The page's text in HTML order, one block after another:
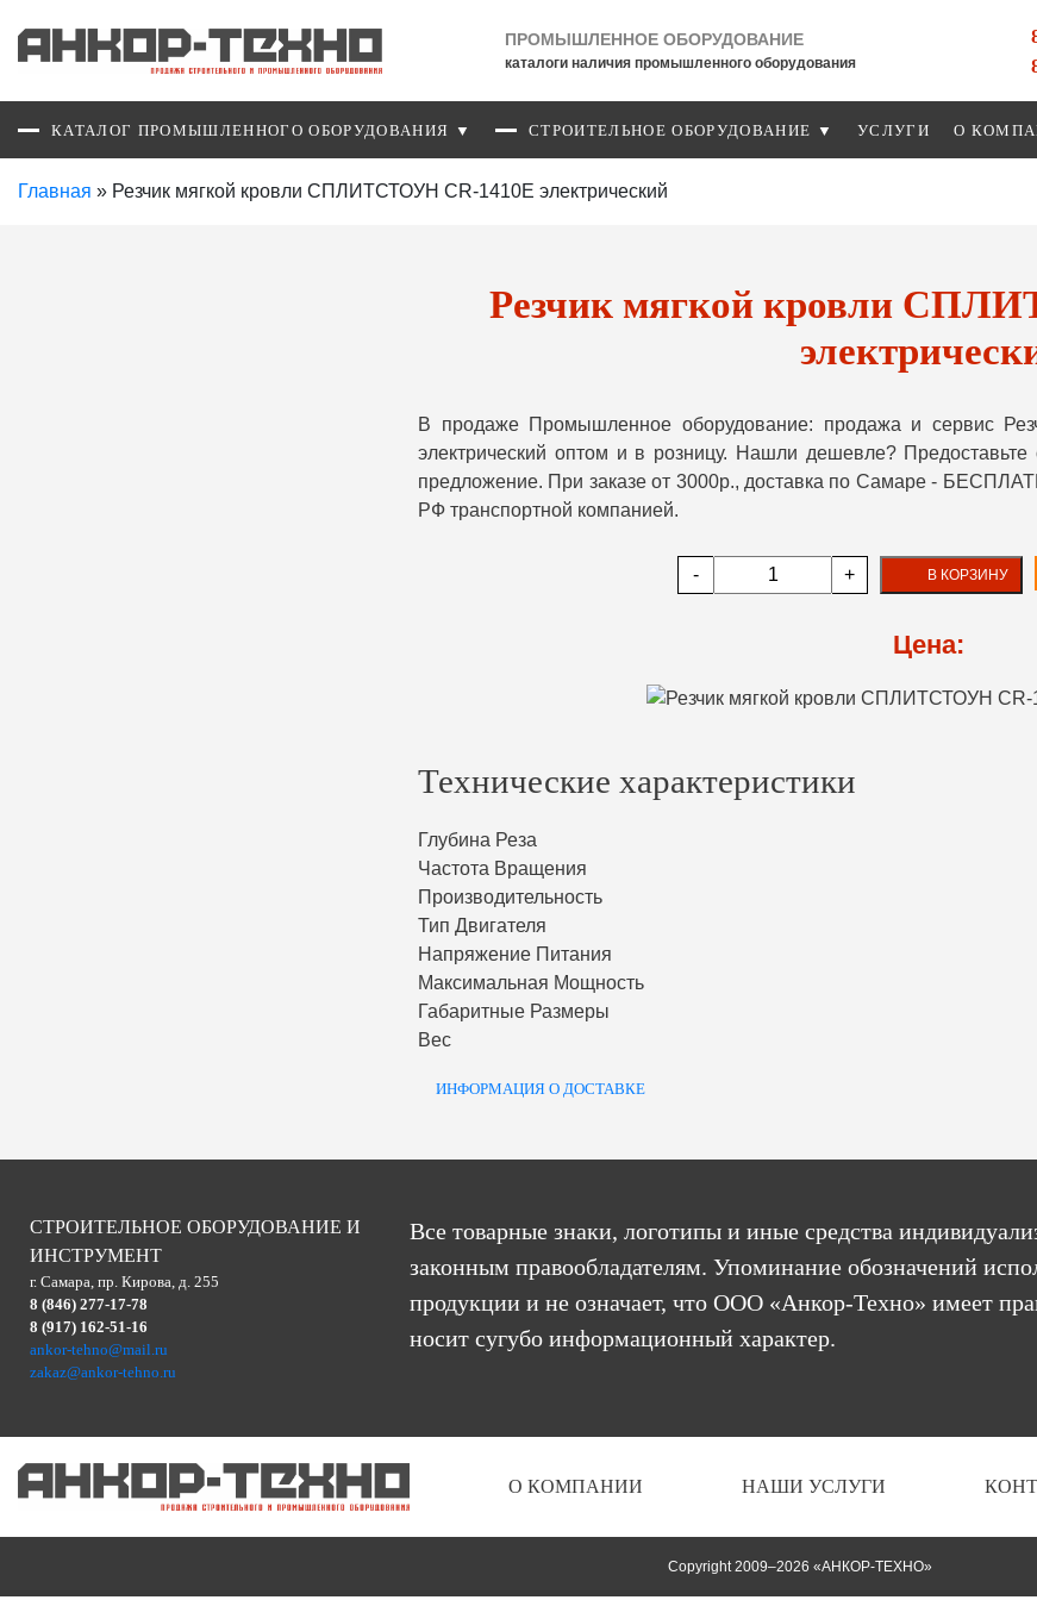
ПРОМЫШЛЕННОЕ ОБОРУДОВАНИЕ
каталоги наличия промышленного оборудования
КАТАЛОГ ПРОМЫШЛЕННОГО ОБОРУДОВАНИЯ ▼ СТРОИТЕЛЬНОЕ ОБОРУДОВАНИЕ ▼ УСЛУГИ О
Главная » Резчик мягкой кровли СПЛИТСТОУН CR-1410E электрический
Резчик мягкой кровли
В продаже Промышленное оборудование: продажа и сервис
электрический оптом и в розницу. Нашли дешевле?
предложение. При заказе от 3000р., доставка по Самаре -
РФ транспортной компанией.
- + В КОРЗИНУ
Цена:
Технические характеристики
Глубина Реза
Частота Вращения
Производительность
Тип Двигателя
Напряжение Питания
Максимальная Мощность
Габаритные Размеры
Вес
ИНФОРМАЦИЯ О ДОСТАВКЕ
СТРОИТЕЛЬНОЕ ОБОРУДОВАНИЕ И
ИНСТРУМЕНТ
г. Самара, пр. Кирова, д. 255
8 (846) 277-17-78
8 (917) 162-51-16
ankor-tehno@mail.ru
zakaz@ankor-tehno.ru
Все товарные знаки, логотипы и иные средства
законным правообладателям. Упоминание обозначений
продукции и не означает, что ООО «Анкор-Техно» имеет
носит сугубо информационный характер.
О КОМПАНИИ НАШИ УСЛУГИ
Copyright 2009–2026 «АНКОР-ТЕХНО»